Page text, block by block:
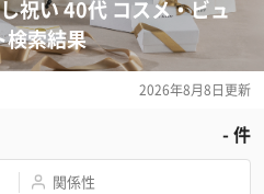
祝い 40代 コスメ・ビュ
検索結果
2026年8月8日更新
-件
関係性